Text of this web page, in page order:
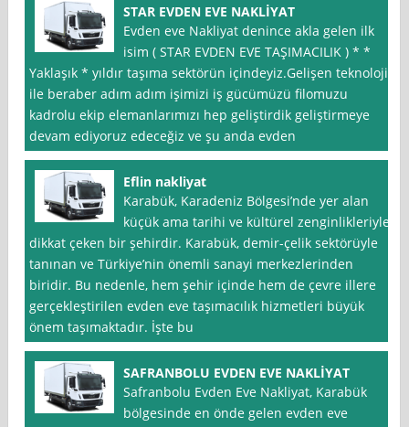
STAR EVDEN EVE NAKLİYAT
Evden eve Nakliyat denince akla gelen ilk
isim ( STAR EVDEN EVE TAŞIMACILIK ) * *
Yaklaşık * yıldır taşıma sektörün içindeyiz.Gelişen teknoloji
ile beraber adım adım işimizi iş gücümüzü filomuzu
kadrolu ekip elemanlarımızı hep geliştirdik geliştirmeye
devam ediyoruz edeceğiz ve şu anda evden
Eflin nakliyat
Karabük, Karadeniz Bölgesi’nde yer alan
küçük ama tarihi ve kültürel zenginlikleriyle
dikkat çeken bir şehirdir. Karabük, demir-çelik sektörüyle
tanınan ve Türkiye’nin önemli sanayi merkezlerinden
biridir. Bu nedenle, hem şehir içinde hem de çevre illere
gerçekleştirilen evden eve taşımacılık hizmetleri büyük
önem taşımaktadır. İşte bu
SAFRANBOLU EVDEN EVE NAKLİYAT
Safranbolu Evden Eve Nakliyat, Karabük
bölgesinde en önde gelen evden eve